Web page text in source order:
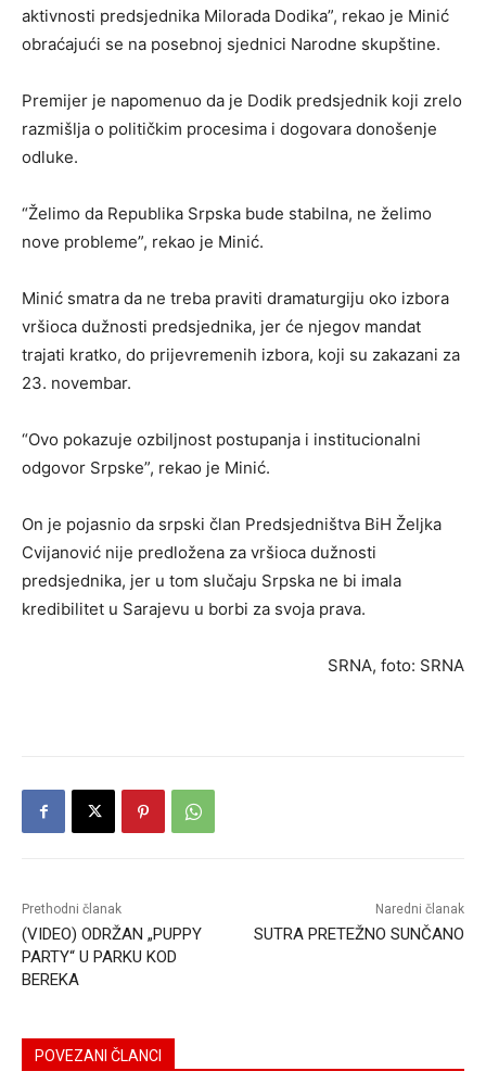
aktivnosti predsjednika Milorada Dodika”, rekao je Minić
obraćajući se na posebnoj sjednici Narodne skupštine.
Premijer je napomenuo da je Dodik predsjednik koji zrelo
razmišlja o političkim procesima i dogovara donošenje
odluke.
“Želimo da Republika Srpska bude stabilna, ne želimo
nove probleme”, rekao je Minić.
Minić smatra da ne treba praviti dramaturgiju oko izbora
vršioca dužnosti predsjednika, jer će njegov mandat
trajati kratko, do prijevremenih izbora, koji su zakazani za
23. novembar.
“Ovo pokazuje ozbiljnost postupanja i institucionalni
odgovor Srpske”, rekao je Minić.
On je pojasnio da srpski član Predsjedništva BiH Željka
Cvijanović nije predložena za vršioca dužnosti
predsjednika, jer u tom slučaju Srpska ne bi imala
kredibilitet u Sarajevu u borbi za svoja prava.
SRNA, foto: SRNA
Prethodni članak
(VIDEO) ODRŽAN „PUPPY
PARTY“ U PARKU KOD
BEREKA
Naredni članak
SUTRA PRETEŽNO SUNČANO
POVEZANI ČLANCI